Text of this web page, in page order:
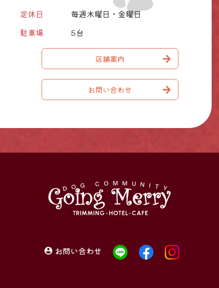
定休日
毎週木曜日・金曜日
駐車場
5台
店舗案内
お問い合わせ
お問い合わせ